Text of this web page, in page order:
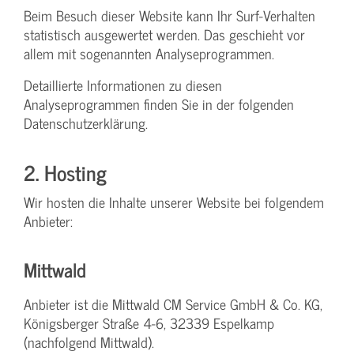
Beim Besuch dieser Website kann Ihr Surf-Verhalten
statistisch ausgewertet werden. Das geschieht vor
allem mit sogenannten Analyseprogrammen.
Detaillierte Informationen zu diesen
Analyseprogrammen finden Sie in der folgenden
Datenschutzerklärung.
2. Hosting
Wir hosten die Inhalte unserer Website bei folgendem
Anbieter:
Mittwald
Anbieter ist die Mittwald CM Service GmbH & Co. KG,
Königsberger Straße 4-6, 32339 Espelkamp
(nachfolgend Mittwald).